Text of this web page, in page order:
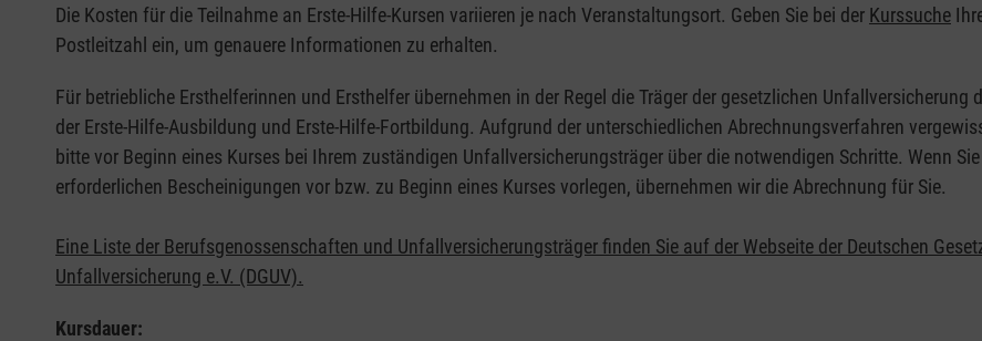
Die Kosten für die Teilnahme an Erste-Hilfe-Kursen variieren je nach Veranstaltungsort. Geben Sie bei der Kurssuche
Postleitzahl ein, um genauere Informationen zu erhalten.
Für betriebliche Ersthelferinnen und Ersthelfer übernehmen in der Regel die Träger der gesetzlichen Unfallversicherung
der Erste-Hilfe-Ausbildung und Erste-Hilfe-Fortbildung. Aufgrund der unterschiedlichen Abrechnungsverfahren
bitte vor Beginn eines Kurses bei Ihrem zuständigen Unfallversicherungsträger über die notwendigen Schritte. Wenn
erforderlichen Bescheinigungen vor bzw. zu Beginn eines Kurses vorlegen, übernehmen wir die Abrechnung für Sie.
Eine Liste der Berufsgenossenschaften und Unfallversicherungsträger finden Sie auf der Webseite der Deutschen
Unfallversicherung e.V. (DGUV).
Kursdauer: